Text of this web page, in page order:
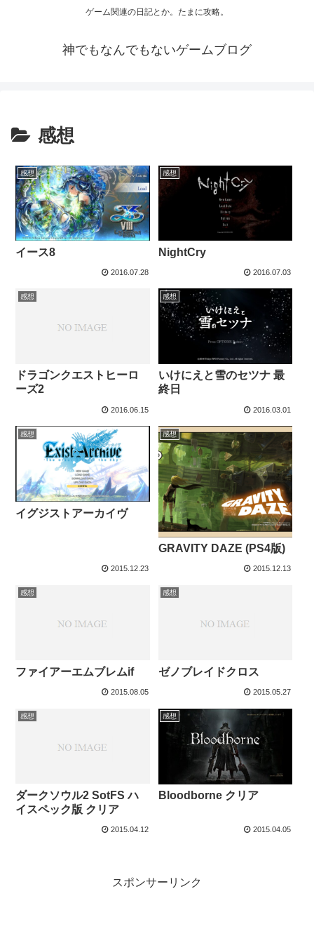
ゲーム関連の日記とか。たまに攻略。
神でもなんでもないゲームブログ
感想
感想
イース8
2016.07.28
感想
NightCry
2016.07.03
感想
ドラゴンクエストヒーロ
ーズ2
2016.06.15
感想
いけにえと雪のセツナ 最
終日
2016.03.01
感想
イグジストアーカイヴ
2015.12.23
感想
GRAVITY DAZE (PS4版)
2015.12.13
感想
ファイアーエムブレムif
2015.08.05
感想
ゼノブレイドクロス
2015.05.27
感想
ダークソウル2 SotFS ハ
イスペック版 クリア
2015.04.12
感想
Bloodborne クリア
2015.04.05
スポンサーリンク